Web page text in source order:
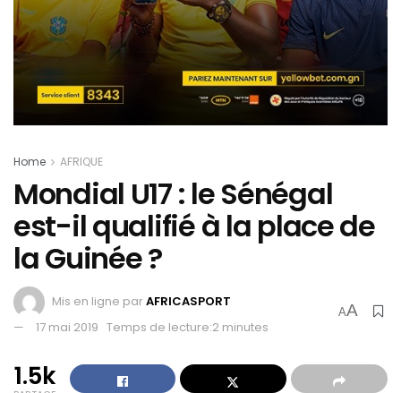
Home AFRIQUE
Mondial U17 : le Sénégal
est-il qualifié à la place de
la Guinée ?
Mis en ligne parAFRICASPORT
17 mai 2019 Temps de lecture:2 minutes
AA
1.5k